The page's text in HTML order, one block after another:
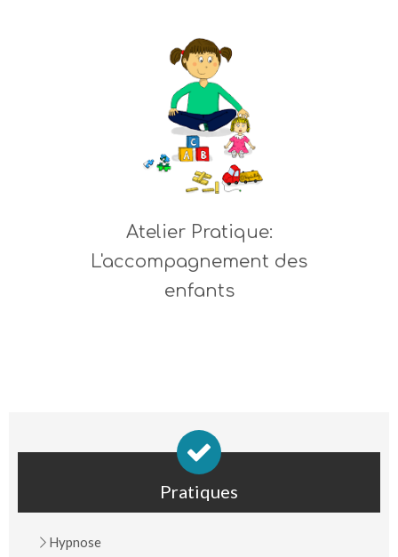
Atelier Pratique:
L'accompagnement des
enfants
Pratiques
Hypnose